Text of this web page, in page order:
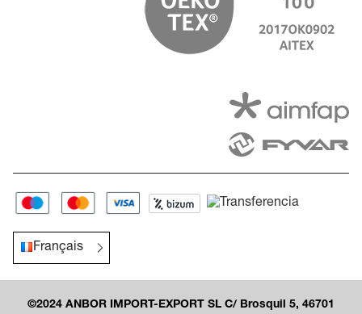
Français
©2024 ANBOR IMPORT-EXPORT SL C/ Brosquil 5, 46701